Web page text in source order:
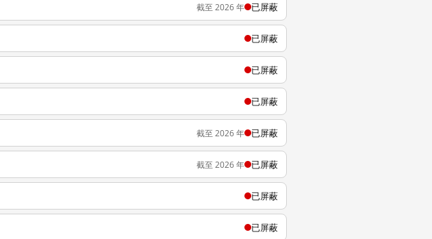
截至 2026 年 已屏蔽
已屏蔽
已屏蔽
已屏蔽
截至 2026 年 已屏蔽
截至 2026 年 已屏蔽
已屏蔽
已屏蔽